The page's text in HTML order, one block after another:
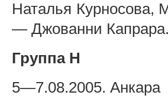
Наталья Курносова,
— Джованни Капрара.
Группа H
5—7.08.2005. Анкара